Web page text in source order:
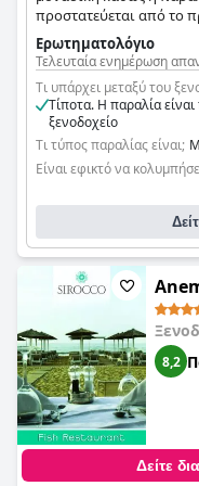
προστατεύεται από το
για μία από τις πολλές
με την γαλάζια σημαία,
καθαρές και με υψηλά
Ερωτηματολόγιο
Τελευταία ενημέρωση
Τι υπάρχει μεταξύ του
Τίποτα. Η παραλία
ξενοδοχείο
Τι τύπος παραλίας είναι;
Είναι εφικτό να
8,2
Δείτε